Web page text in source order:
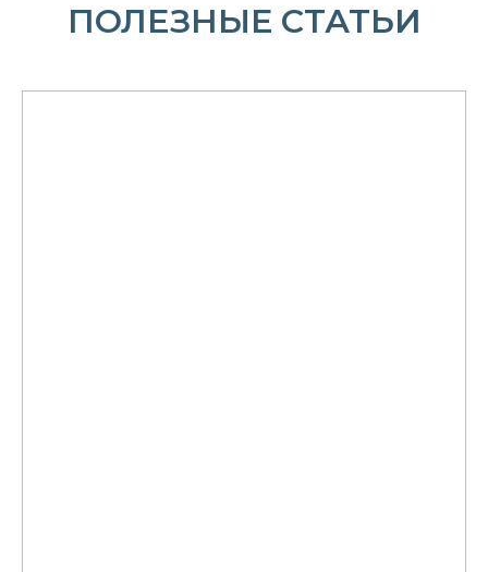
ПОЛЕЗНЫЕ СТАТЬИ